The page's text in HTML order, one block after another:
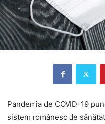
Pandemia de COVID-19
sistem românesc de